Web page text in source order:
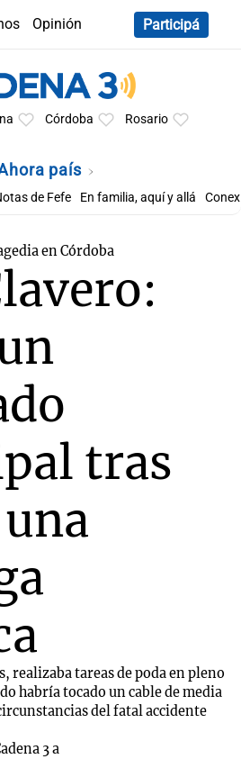
Opinión
Participá
Córdoba Rosario
país
de Fefe En familia, aquí y allá
en Córdoba
tras
realizaba tareas de poda en pleno
habría tocado un cable de media
del fatal accidente
3 a